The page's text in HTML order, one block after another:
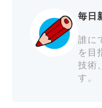
毎日
誰に
を目
技術
す。